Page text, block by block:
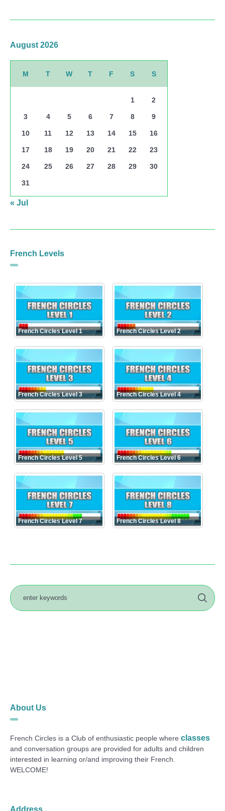
August 2026
M T W T F S S
1 2
3 4 5 6 7 8 9
10 11 12 13 14 15 16
17 18 19 20 21 22 23
24 25 26 27 28 29 30
31
« Jul
French Levels
French Circles Level 1 French Circles Level 2
French Circles Level 3 French Circles Level 4
French Circles Level 5 French Circles Level 6
French Circles Level 7 French Circles Level 8
About Us
French Circles is a Club of enthusiastic people whereclasses
and conversation groups are provided for adults and children
interested in learning or/and improving their French.
WELCOME!
Address